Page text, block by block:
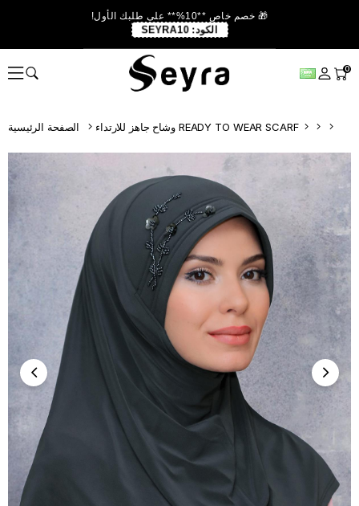
🎁 خصم خاص **10%** على طلبك الأول!
الكود: SEYRA10
0
وشاح جاهز للارتداء READY TO WEAR SCARF